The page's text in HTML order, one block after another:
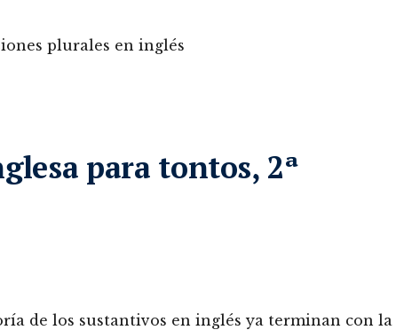
plurales en inglés
para tontos, 2ª
de los sustantivos en inglés ya terminan con la